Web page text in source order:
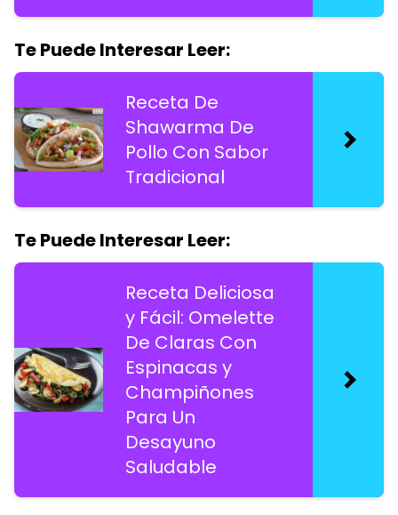
Te Puede Interesar Leer:
Receta De
Shawarma De
Pollo Con Sabor
Tradicional
Te Puede Interesar Leer:
Receta Deliciosa
y Fácil: Omelette
De Claras Con
Espinacas y
Champiñones
Para Un
Desayuno
Saludable